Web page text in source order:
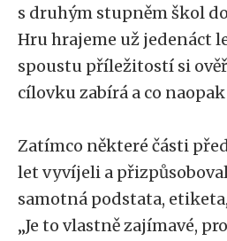
s druhým stupněm škol
Hru hrajeme už jedenáct
spoustu příležitostí si
cílovku zabírá a co
Zatímco některé části
let vyvíjeli a
samotná podstata,
„Je to vlastně zajímavé,